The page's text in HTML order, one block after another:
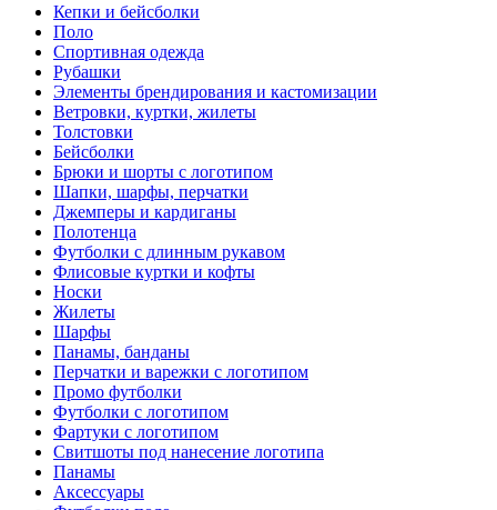
Кепки и бейсболки
Поло
Спортивная одежда
Рубашки
Элементы брендирования и кастомизации
Ветровки, куртки, жилеты
Толстовки
Бейсболки
Брюки и шорты с логотипом
Шапки, шарфы, перчатки
Джемперы и кардиганы
Полотенца
Футболки с длинным рукавом
Флисовые куртки и кофты
Носки
Жилеты
Шарфы
Панамы, банданы
Перчатки и варежки с логотипом
Промо футболки
Футболки с логотипом
Фартуки с логотипом
Свитшоты под нанесение логотипа
Панамы
Аксессуары